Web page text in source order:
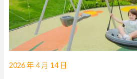
2026 年 4 月 14 日